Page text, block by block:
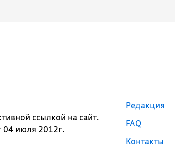
ссылкой на сайт.
июля 2012г.
Редакция
FAQ
Контакты